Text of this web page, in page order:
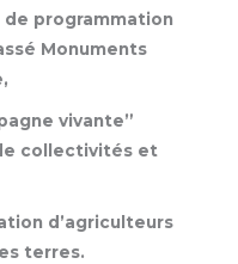
programmation
Monuments
vivante”
collectivités et
d’agriculteurs
terres.